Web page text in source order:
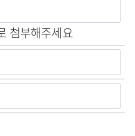
첨부해주세요